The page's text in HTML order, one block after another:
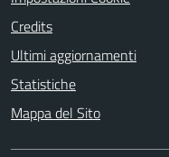
Credits
Ultimi aggiornamenti
Statistiche
Mappa del Sito